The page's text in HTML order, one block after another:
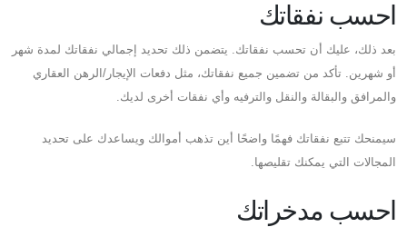
احسب نفقاتك
بعد ذلك، عليك أن تحسب نفقاتك. يتضمن ذلك تحديد إجمالي نفقاتك لمدة شهر
أو شهرين. تأكد من تضمين جميع نفقاتك، مثل دفعات الإيجار/الرهن العقاري
والمرافق والبقالة والنقل والترفيه وأي نفقات أخرى لديك.
سيمنحك تتبع نفقاتك فهمًا واضحًا أين تذهب أموالك ويساعدك على تحديد
المجالات التي يمكنك تقليصها.
احسب مدخراتك